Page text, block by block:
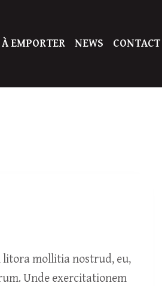
À EMPORTER NEWS CONTACT
litora mollitia nostrud, eu,
Unde exercitationem